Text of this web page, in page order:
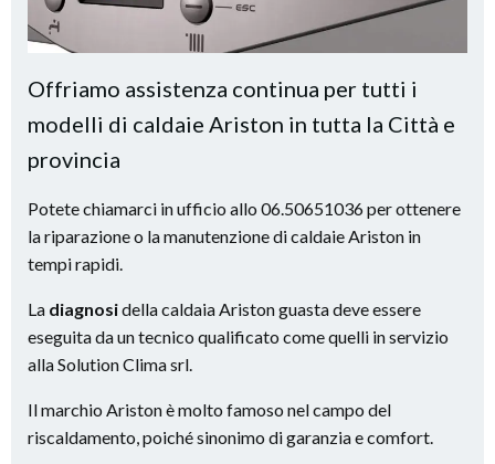
Offriamo assistenza continua per tutti i
modelli di caldaie Ariston in tutta la Città e
provincia
Potete chiamarci in ufficio allo 06.50651036 per ottenere
la riparazione o la manutenzione di caldaie Ariston in
tempi rapidi.
La diagnosidella caldaia Ariston guasta deve essere
eseguita da un tecnico qualificato come quelli in servizio
alla Solution Clima srl.
Il marchio Ariston è molto famoso nel campo del
riscaldamento, poiché sinonimo di garanzia e comfort.